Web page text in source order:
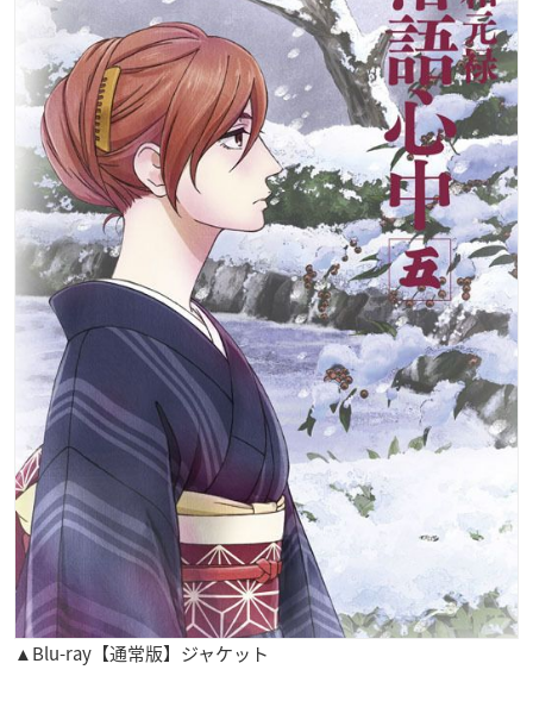
▲Blu-ray【通常版】ジャケット